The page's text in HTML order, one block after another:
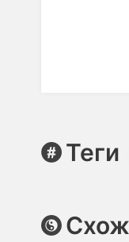
Теги